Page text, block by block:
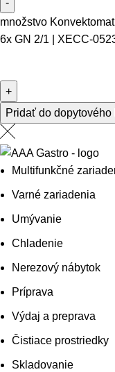
množstvo
6x GN 2/1 | XECC-
Pridať do dopytového
Multifunkčné
Varné zariadenia
Umývanie
Chladenie
Nerezový nábytok
Príprava
Výdaj a preprava
Čistiace prostriedky
Skladovanie